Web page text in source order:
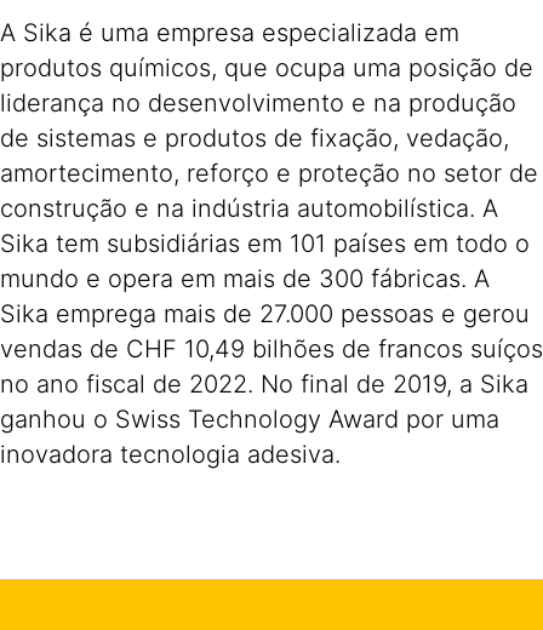
A Sika é uma empresa especializada em
produtos químicos, que ocupa uma posição de
liderança no desenvolvimento e na produção
de sistemas e produtos de fixação, vedação,
amortecimento, reforço e proteção no setor de
construção e na indústria automobilística. A
Sika tem subsidiárias em 101 países em todo o
mundo e opera em mais de 300 fábricas. A
Sika emprega mais de 27.000 pessoas e gerou
vendas de CHF 10,49 bilhões de francos suíços
no ano fiscal de 2022. No final de 2019, a Sika
ganhou o Swiss Technology Award por uma
inovadora tecnologia adesiva.